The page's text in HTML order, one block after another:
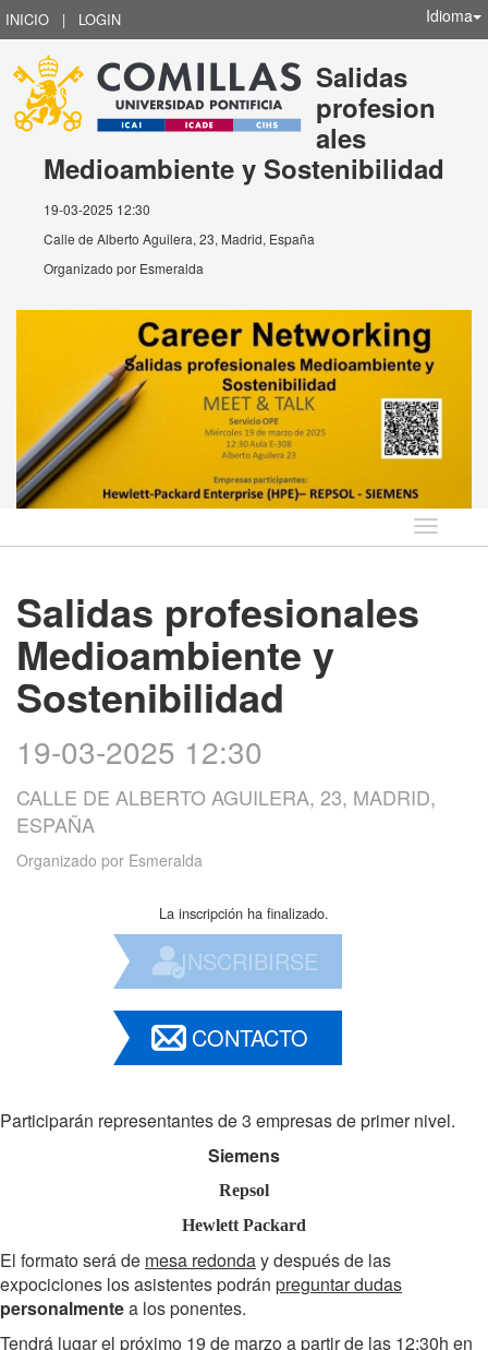
INICIO | LOGIN Idioma
Salidas
profesion
ales
Medioambiente y Sostenibilidad
19-03-2025 12:30
Calle de Alberto Aguilera, 23, Madrid, España
Organizado por Esmeralda
Idioma
Salidas profesionales
Medioambiente y
Sostenibilidad
19-03-2025 12:30
CALLE DE ALBERTO AGUILERA, 23, MADRID,
ESPAÑA
Organizado por Esmeralda
La inscripción ha finalizado.
INSCRIBIRSE
CONTACTO
Participarán representantes de 3 empresas de primer nivel.
Siemens
Repsol
Hewlett Packard
El formato será de mesa redonday después de las
expociciones los asistentes podrán preguntar dudas
personalmentea los ponentes.
Tendrá lugar el próximo 19 de marzo a partir de las 12:30h en